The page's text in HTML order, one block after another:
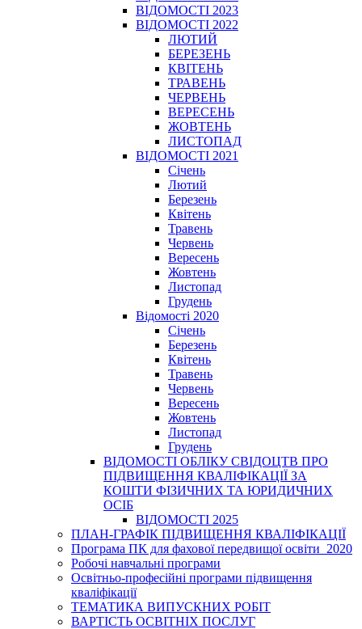
ВІДОМОСТІ 2023
ВІДОМОСТІ 2022
ЛЮТИЙ
БЕРЕЗЕНЬ
КВІТЕНЬ
ТРАВЕНЬ
ЧЕРВЕНЬ
ВЕРЕСЕНЬ
ЖОВТЕНЬ
ЛИСТОПАД
ВІДОМОСТІ 2021
Січень
Лютий
Березень
Квітень
Травень
Червень
Вересень
Жовтень
Листопад
Грудень
Відомості 2020
Січень
Березень
Квітень
Травень
Червень
Вересень
Жовтень
Листопад
Грудень
ВІДОМОСТІ ОБЛІКУ СВІДОЦТВ ПРО
ПІДВИЩЕННЯ КВАЛІФІКАЦІЇ ЗА
КОШТИ ФІЗИЧНИХ ТА ЮРИДИЧНИХ
ОСІБ
ВІДОМОСТІ 2025
ПЛАН-ГРАФІК ПІДВИЩЕННЯ КВАЛІФІКАЦІЇ
Програма ПК для фахової передвищої освіти_2020
Робочі навчальні програми
Освітньо-професійні програми підвищення
кваліфікації
ТЕМАТИКА ВИПУСКНИХ РОБІТ
ВАРТІСТЬ ОСВІТНІХ ПОСЛУГ